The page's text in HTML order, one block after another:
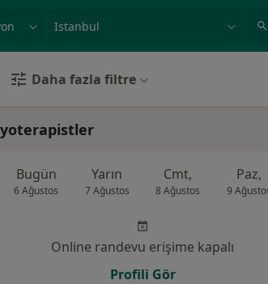
Daha fazla filtre
Bugün
6 Ağustos
Yarın
7 Ağustos
Cmt,
8 Ağustos
Paz,
9
Online randevu erişime kapalı
Profili Gör